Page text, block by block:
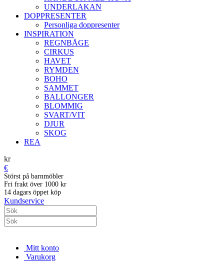
UNDERLAKAN
DOPPRESENTER
Personliga doppresenter
INSPIRATION
REGNBÅGE
CIRKUS
HAVET
RYMDEN
BOHO
SAMMET
BALLONGER
BLOMMIG
SVART/VIT
DJUR
SKOG
REA
kr
€
Störst på barnmöbler
Fri frakt över 1000 kr
14 dagars öppet köp
Kundservice
Mitt konto
Varukorg